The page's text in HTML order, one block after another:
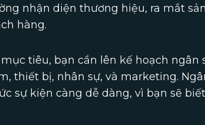
nhận diện thương hiệu, ra mắt
hàng.
tiêu, bạn cần lên kế hoạch
thiết bị, nhân sự, và marketing.
sự kiện càng dễ dàng, vì bạn sẽ